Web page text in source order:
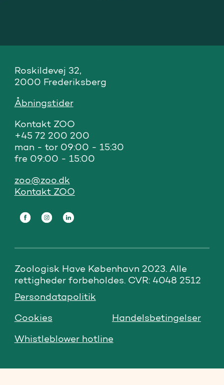
Roskildevej 32,
2000 Frederiksberg
Åbningstider
Kontakt ZOO
+45 72 200 200
man - tor 09:00 - 15:30
fre 09:00 - 15:00
zoo@zoo.dk
Kontakt ZOO
Zoologisk Have København 2023. Alle
rettigheder forbeholdes. CVR: 4048 2512
Whistleblower hotline
Cookies Handelsbetingelser
Persondatapolitik